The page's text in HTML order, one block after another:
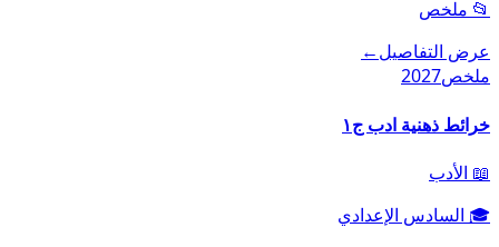
📂 ملخص
عرض التفاصيل←
ملخص2027
خرائط ذهنية ادب ج١
📖 الأدب
🎓 السادس الإعدادي